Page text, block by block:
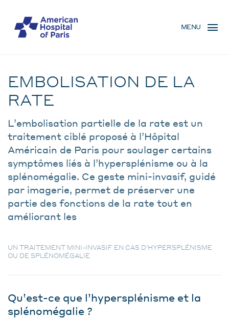
main
MENU
MOBILE
MENU
BREADCRUMB
EMBOLISATION DE LA
RATE
L’embolisation partielle de la rate est un
traitement ciblé proposé à l’Hôpital
Américain de Paris pour soulager certains
symptômes liés à l’hypersplénisme ou à la
splénomégalie. Ce geste mini-invasif, guidé
par imagerie, permet de préserver une
partie des fonctions de la rate tout en
améliorant les
UN TRAITEMENT MINI-INVASIF EN CAS D’HYPERSPLÉNISME
OU DE SPLÉNOMÉGALIE
Qu’est-ce que l’hypersplénisme et la
splénomégalie ?